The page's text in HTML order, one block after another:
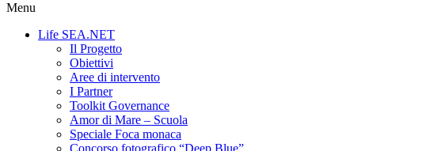
Menu
Life SEA.NET
Il Progetto
Obiettivi
Aree di intervento
I Partner
Toolkit Governance
Amor di Mare – Scuola
Speciale Foca monaca
Concorso fotografico “Deep Blue”